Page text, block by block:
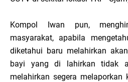
Kompol Iwan pun,
masyarakat, apabila
diketahui baru melahirkan
bayi yang di lahirkan tidak
melahirkan segera melaporkan